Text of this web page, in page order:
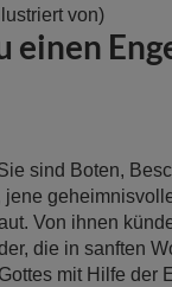
von)
einen
sind Boten,
jene
Von ihnen
die in sanften
mit Hilfe der